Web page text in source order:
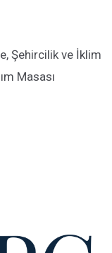
Şehircilik ve İklim
Masası